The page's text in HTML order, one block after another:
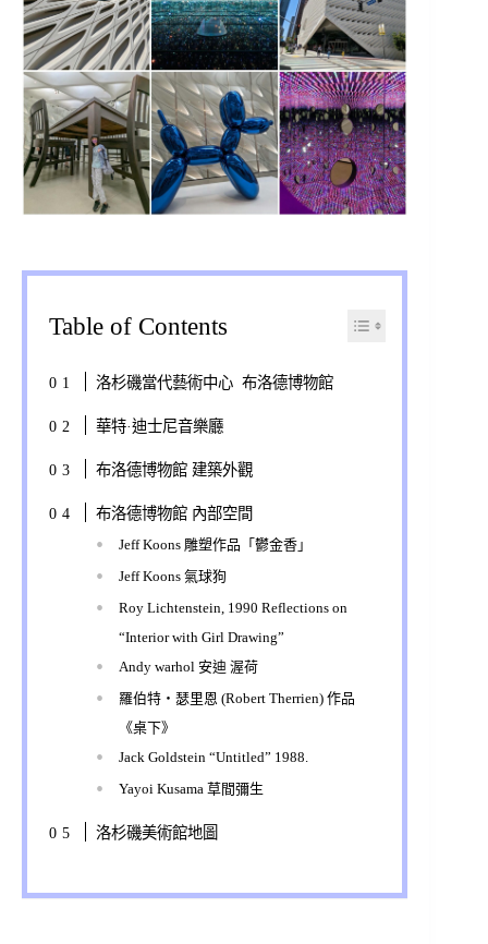
Table of Contents
洛杉磯當代藝術中心 布洛德博物館
華特·迪士尼音樂廳
布洛德博物館 建築外觀
布洛德博物館 內部空間
Jeff Koons 雕塑作品「鬱金香」
Jeff Koons 氣球狗
Roy Lichtenstein, 1990 Reflections on
“Interior with Girl Drawing”
Andy warhol 安迪 渥荷
羅伯特‧瑟里恩 (Robert Therrien) 作品
《桌下》
Jack Goldstein “Untitled” 1988.
Yayoi Kusama 草間彌生
洛杉磯美術館地圖